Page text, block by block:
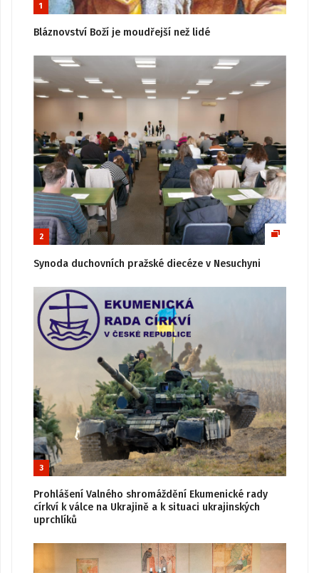
1
Bláznovství Boží je moudřejší než lidé
2
Synoda duchovních pražské diecéze v Nesuchyni
3
Prohlášení Valného shromáždění Ekumenické rady
církví k válce na Ukrajině a k situaci ukrajinských
uprchlíků